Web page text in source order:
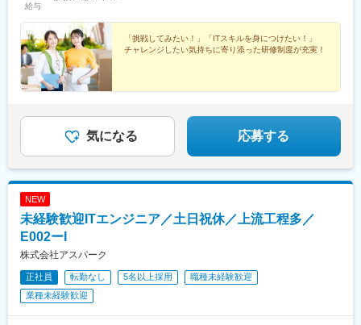
前、五島町駅
尾駅、水島駅、通津駅、福山駅、岩国駅、可部駅、横川駅(広島
県)、東広島駅、山西駅、本町六丁目駅、金川駅、東野駅(京都
府)、東山・おかでんミュージアム駅、衣山駅、山麓駅(皿倉山)、
堺筋本町駅、鷹野橋駅、堺駅、比治山下駅、広域公園前駅、横川
一丁目駅、錦糸町駅、検見川浜駅、本町駅、津守駅、中野東駅、
六本木駅、伊予大洲駅、福駅、芦原橋駅、桃山駅、野田阪神駅、
東比恵駅、渡辺橋駅、淀屋橋駅、鶴崎駅、西小倉駅、二島駅、今
池駅(福岡県)、上鳥羽口駅、竹下駅、小森江駅、甘木駅(西鉄線)、
広畑駅、住ノ江駅、江波駅、八本松駅、矢場町駅、大船駅、新羽
駅、油田駅、五井駅、門出駅、洛西口駅、小舞子駅、黒川駅(愛知
県)、丸の内駅(愛知県)、戸部駅、鶴見小野駅、三ツ沢下町駅、山
羽駅、峰駅、陸前落合駅、センター南駅、北四番丁駅、稲永駅、
岡本駅(栃木県)、笠寺駅、村井駅、茅野駅、本山駅(愛知県)、さが
駅、徳山駅、周防下郷駅、道ノ尾駅、大波止駅、喜々津駅、国母
駅、松江駅、伊賀屋駅、弥生が丘駅、宮崎駅、南鹿児島駅、さっ
ぽろ駅、青葉通一番町駅、千葉駅、虎ノ門駅、神奈川駅、市役所
前駅(長野県)、新静岡駅、第一通り駅、近鉄名古屋駅、金沢駅、中
崎町駅、オークスカナルパークホテル富山前、四条駅(京都市営)、
給与
PM経験10年
「挑戦してみたい！」「ITスキルを身につけたい！」
チャレンジしたい気持ちに寄り添った研修制度が充実！
気になる 応募する
NEW
未経験歓迎ITエンジニア／土日祝休／上流工程多／
E002ーI
株式会社アスパーク
正社員 転勤なし 5名以上採用
職種未経験歓迎
業種未経験歓迎